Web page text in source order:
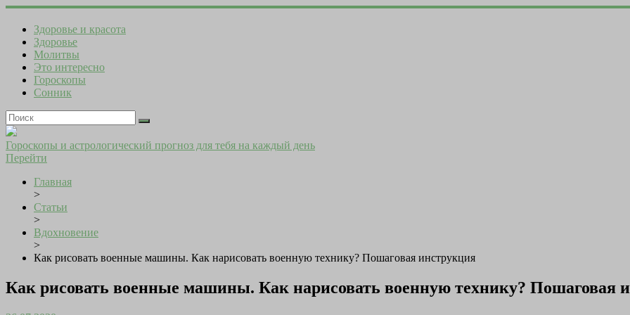
Здоровье и красота
Здоровье
Молитвы
Это интересно
Гороскопы
Сонник
Гороскопы и астрологический прогноз для тебя на каждый день
Перейти
Главная
>
Статьи
>
Вдохновение
>
Как рисовать военные машины. Как нарисовать военную технику? Пошаговая инструкция
Как рисовать военные машины. Как нарисовать военную технику? Пошаговая